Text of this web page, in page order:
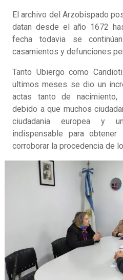
El archivo del Arzobispado
datan desde el año 1672
fecha todavia se
casamientos y defunciones
Tanto Ubiergo como
ultimos meses se dio un
actas tanto de nacimiento,
debido a que muchos
ciudadania europea y
indispensable para
corroborar la procedencia de